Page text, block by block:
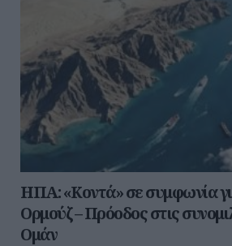
ΗΠΑ: «Κοντά» σε συμφωνία
Ορμούζ – Πρόοδος στις
Ομάν